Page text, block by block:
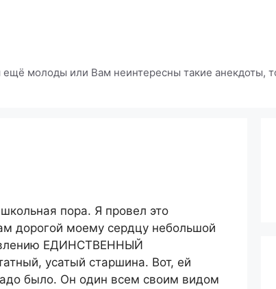
молоды или Вам неинтересны такие анекдоты,
пора. Я провел это
дорогой моему сердцу небольшой
ЕДИНСТВЕННЫЙ
усатый старшина. Вот, ей
было. Он один всем своим видом